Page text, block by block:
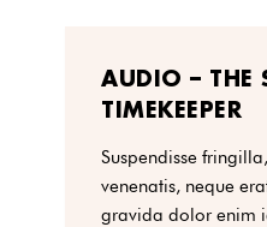
AUDIO – THE
TIMEKEEPER
Suspendisse
venenatis, neque
gravida dolor enim